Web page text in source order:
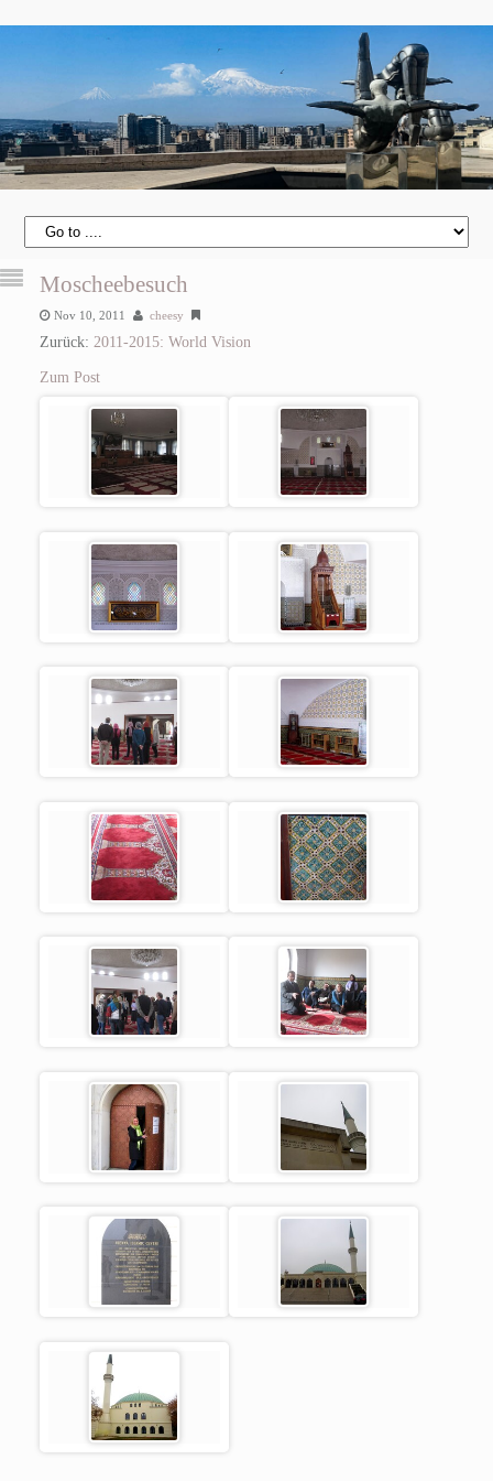
Moscheebesuch
Nov 10, 2011 cheesy
Zurück: 2011-2015: World Vision
Zum Post